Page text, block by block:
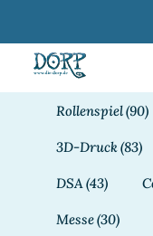
springen
Rollenspiel(90)
3D-Druck(83)
DSA (43)
Messe(30)